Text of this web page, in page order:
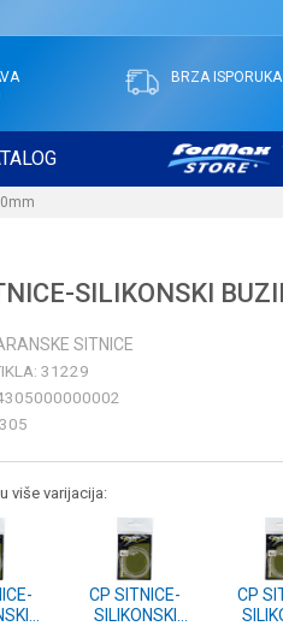
BRZA ISPORUKA
SILIKONSKI
SITNICE
31229
više varijacija:
CP SITNICE-
SILIKONSKI
CP